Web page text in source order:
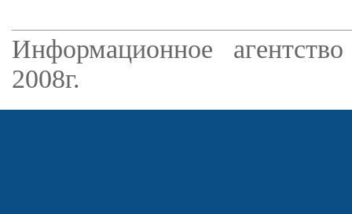
Информационное
2008г.